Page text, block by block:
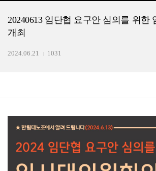
20240613 임단협 요구안 심의를 위한
개최
2024.06.21 1031